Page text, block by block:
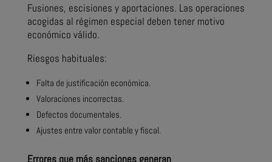
Fusiones, escisiones y aportaciones. Las operaciones
acogidas al régimen especial deben tener motivo
económico válido.
Riesgos habituales:
Falta de justificación económica.
Valoraciones incorrectas.
Defectos documentales.
Ajustes entre valor contable y fiscal.
Errores que más sanciones generan